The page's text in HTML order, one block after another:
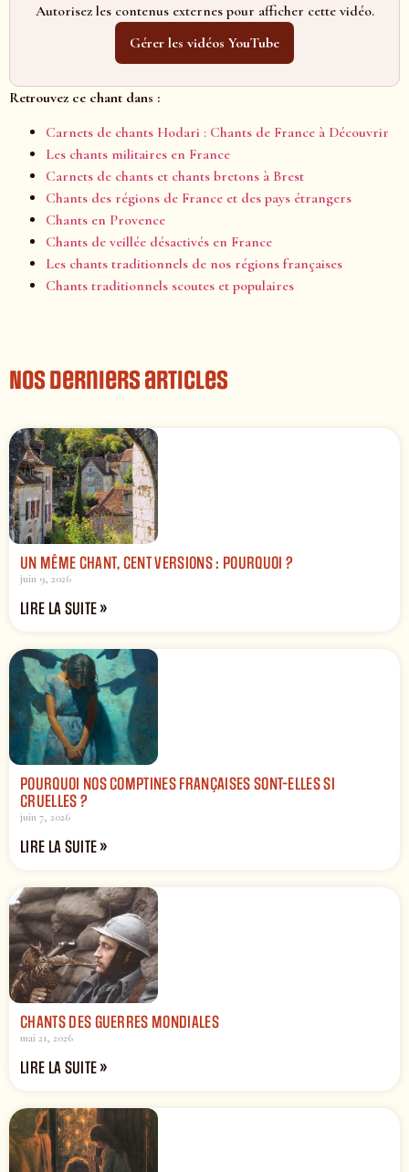
Autorisez les contenus externes pour afficher cette vidéo.
Gérer les vidéos YouTube
Retrouvez ce chant dans :
Carnets de chants Hodari : Chants de France à Découvrir
Les chants militaires en France
Carnets de chants et chants bretons à Brest
Chants des régions de France et des pays étrangers
Chants en Provence
Chants de veillée désactivés en France
Les chants traditionnels de nos régions françaises
Chants traditionnels scoutes et populaires
Nos derniers articles
UN MÊME CHANT, CENT VERSIONS : POURQUOI ?
juin 9, 2026
LIRE LA SUITE »
POURQUOI NOS COMPTINES FRANÇAISES SONT-ELLES SI
CRUELLES ?
juin 7, 2026
LIRE LA SUITE »
CHANTS DES GUERRES MONDIALES
mai 21, 2026
LIRE LA SUITE »